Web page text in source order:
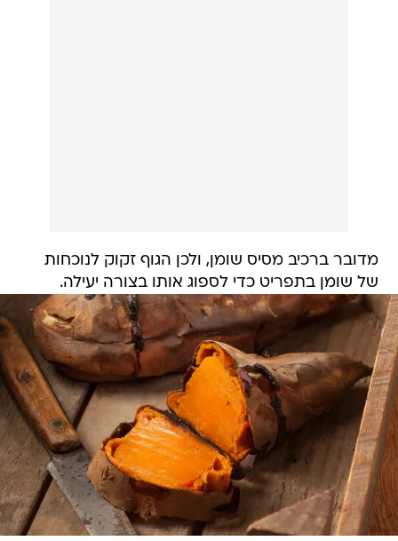
מדובר ברכיב מסיס שומן, ולכן הגוף זקוק לנוכחות
של שומן בתפריט כדי לספוג אותו בצורה יעילה.